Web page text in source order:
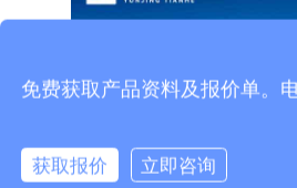
免费获取产品资料及报价单。
获取报价 立即咨询